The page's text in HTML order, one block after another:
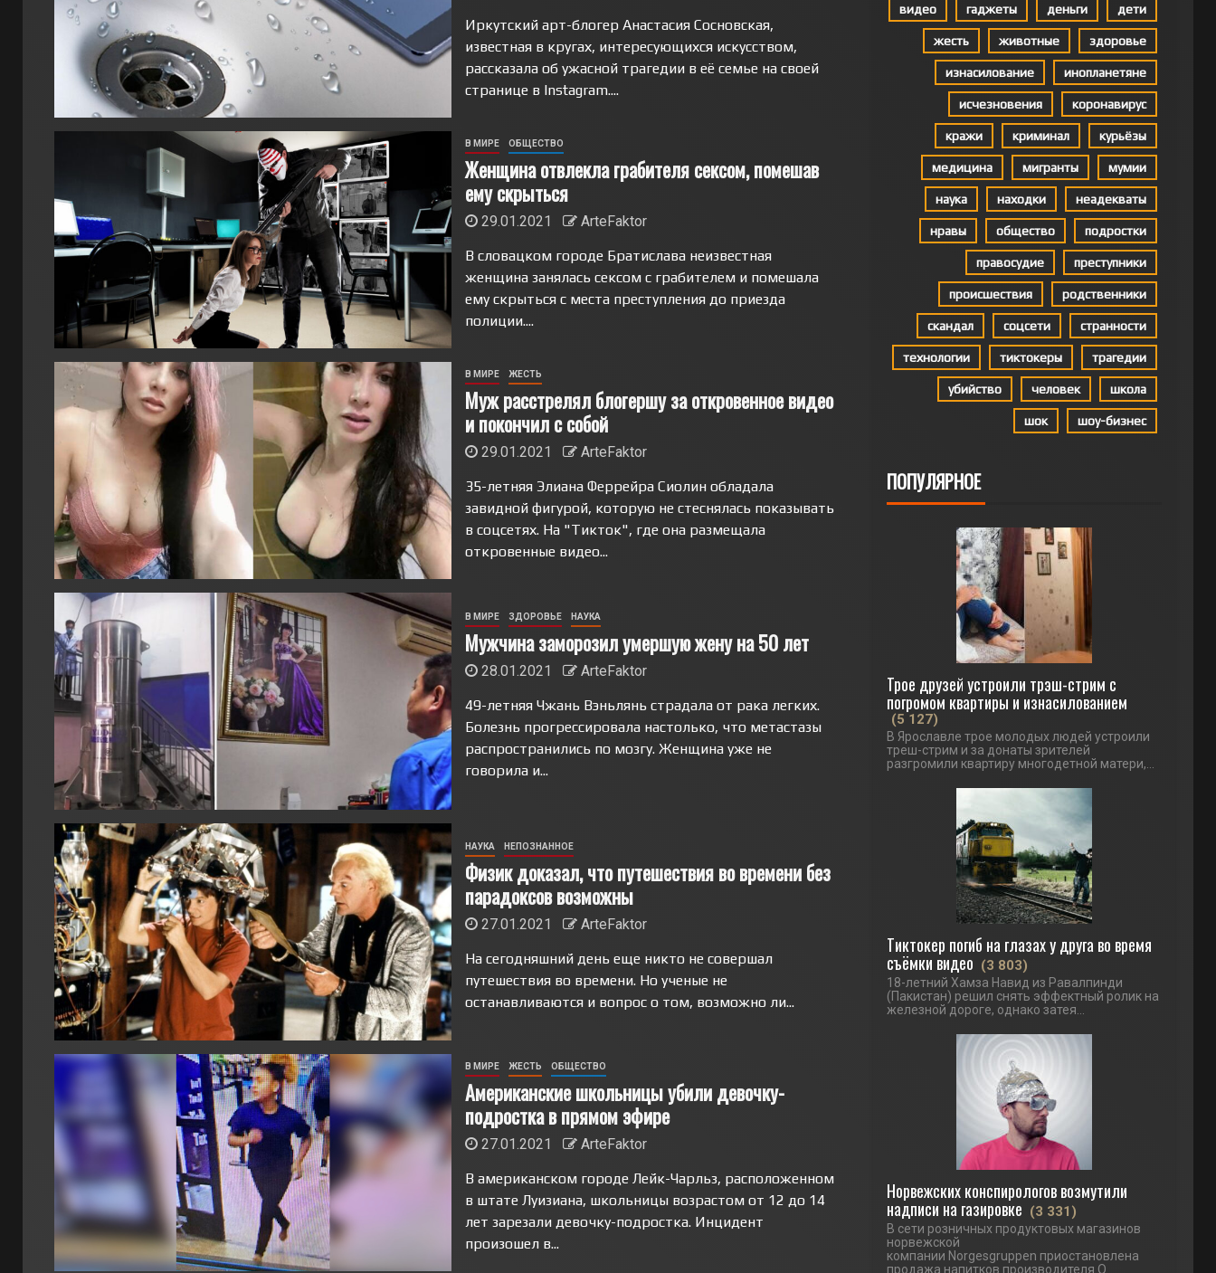
Иркутский арт-блогер Анастасия Сосновская,
известная в кругах, интересующихся искусством,
рассказала об ужасной трагедии в её семье на своей
странице в Instagram....
В МИРЕ ОБЩЕСТВО
Женщина отвлекла грабителя сексом, помешав
ему скрыться
29.01.2021
ArteFaktor
В словацком городе Братислава неизвестная
женщина занялась сексом с грабителем и помешала
ему скрыться с места преступления до приезда
полиции....
В МИРЕ ЖЕСТЬ
Муж расстрелял блогершу за откровенное видео
и покончил с собой
29.01.2021
ArteFaktor
35-летняя Элиана Феррейра Сиолин обладала
завидной фигурой, которую не стеснялась показывать
в соцсетях. На "Тикток", где она размещала
откровенные видео...
В МИРЕ ЗДОРОВЬЕ НАУКА
Мужчина заморозил умершую жену на 50 лет
28.01.2021
ArteFaktor
49-летняя Чжань Вэньлянь страдала от рака легких.
Болезнь прогрессировала настолько, что метастазы
распространились по мозгу. Женщина уже не
говорила и...
НАУКА НЕПОЗНАННОЕ
Физик доказал, что путешествия во времени без
парадоксов возможны
27.01.2021
ArteFaktor
На сегодняшний день еще никто не совершал
путешествия во времени. Но ученые не
останавливаются и вопрос о том, возможно ли...
В МИРЕ ЖЕСТЬ ОБЩЕСТВО
Американские школьницы убили девочку-
подростка в прямом эфире
27.01.2021
ArteFaktor
В американском городе Лейк-Чарльз, расположенном
в штате Луизиана, школьницы возрастом от 12 до 14
лет зарезали девочку-подростка. Инцидент
произошел в...
видео гаджеты деньги дети
жесть животные здоровье
изнасилование инопланетяне
исчезновения коронавирус
кражи криминал курьёзы
медицина мигранты мумии
наука находки неадекваты
нравы общество подростки
правосудие преступники
происшествия родственники
скандал соцсети странности
технологии тиктокеры трагедии
убийство человек школа
шок шоу-бизнес
ПОПУЛЯРНОЕ
Трое друзей устроили трэш-стрим с
погромом квартиры и изнасилованием
(5 127)
В Ярославле трое молодых людей устроили
треш-стрим и за донаты зрителей
разгромили квартиру многодетной матери,...
Тиктокер погиб на глазах у друга во время
съёмки видео (3 803)
18-летний Хамза Навид из Равалпинди
(Пакистан) решил снять эффектный ролик на
железной дороге, однако затея...
Норвежских конспирологов возмутили
надписи на газировке (3 331)
В сети розничных продуктовых магазинов
норвежской
компании Norgesgruppen приостановлена
продажа напитков производителя O.